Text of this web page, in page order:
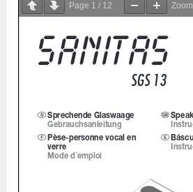
Page 1 / 12 Zoom